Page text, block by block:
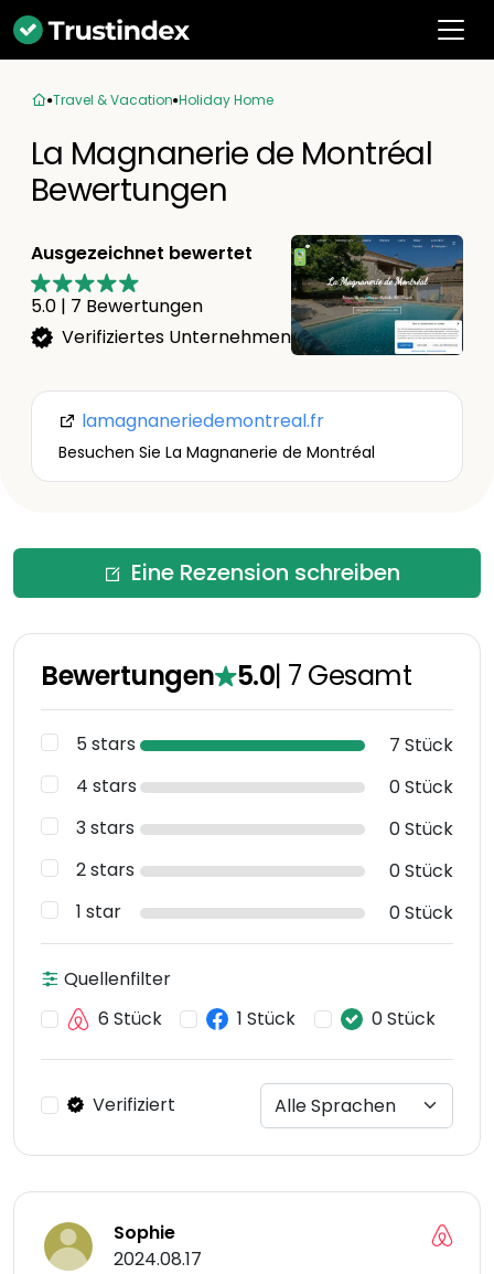
Travel & Vacation Holiday Home
La Magnanerie de Montréal
Bewertungen
Ausgezeichnet bewertet
5.0 | 7 Bewertungen
Verifiziertes Unternehmen
lamagnaneriedemontreal.fr
Besuchen Sie La Magnanerie de Montréal
Eine Rezension schreiben
Bewertungen 5.0| 7 Gesamt
5 stars
7 Stück
4 stars
0 Stück
3 stars
0 Stück
2 stars
0 Stück
1 star
0 Stück
Quellenfilter
6 Stück
1 Stück 0 Stück
Verifiziert
Sophie
2024.08.17